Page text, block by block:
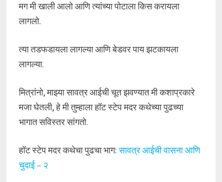
मग मी खाली आलो आणि त्यांच्या पोटाला किस करायला
लागलो.
त्या तडफडायला लागल्या आणि बेडवर पाय झटकायला
लागल्या.
मित्रांनो, माझ्या सावत्र आईची चूत झवण्यात मी कशाप्रकारे
मजा घेतली, हे मी तुम्हाला हॉट स्टेप मदर कथेच्या पुढच्या
भागात सविस्तर सांगतो.
हॉट स्टेप मदर कथेचा पुढचा भाग:सावत्र आईची वासना आणि
चुदाई – २